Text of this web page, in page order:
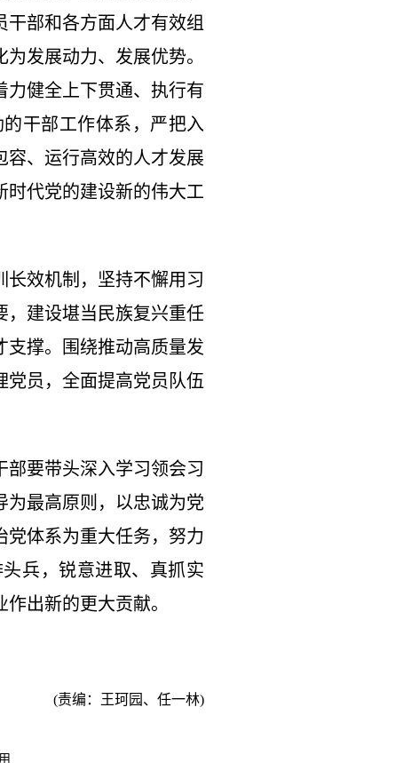
部和各方面人才有效组
发展动力、发展优势。
力健全上下贯通、执行有
干部工作体系，严把入
容、运行高效的人才发展
时代党的建设新的伟大工
效机制，坚持不懈用习
，建设堪当民族复兴重任
支撑。围绕推动高质量发
党员，全面提高党员队伍
要带头深入学习领会习
为最高原则，以忠诚为党
党体系为重大任务，努力
兵，锐意进取、真抓实
出新的更大贡献。
(责编：王珂园、任一林)